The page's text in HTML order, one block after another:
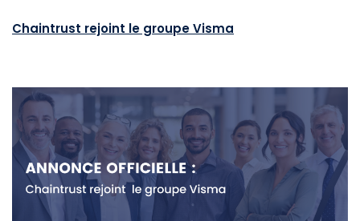
Chaintrust rejoint le groupe Visma